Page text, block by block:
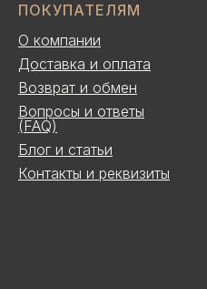
ПОКУПАТЕЛЯМ
О компании
Доставка и оплата
Возврат и обмен
Вопросы и ответы
(FAQ)
Блог и статьи
Контакты и реквизиты